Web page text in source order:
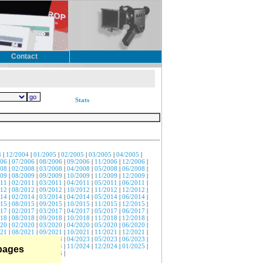
Contact
Stats
| 12/2004 | 01/2005 | 02/2005 | 03/2005 | 04/2005 |
| 07/2006 | 08/2006 | 09/2006 | 11/2006 | 12/2006 |
| 02/2008 | 03/2008 | 04/2008 | 05/2008 | 06/2008 |
| 08/2009 | 09/2009 | 10/2009 | 11/2009 | 12/2009 |
| 02/2011 | 03/2011 | 04/2011 | 05/2011 | 06/2011 |
| 08/2012 | 09/2012 | 10/2012 | 11/2012 | 12/2012 |
| 02/2014 | 03/2014 | 04/2014 | 05/2014 | 06/2014 |
| 08/2015 | 09/2015 | 10/2015 | 11/2015 | 12/2015 |
| 02/2017 | 03/2017 | 04/2017 | 05/2017 | 06/2017 |
| 08/2018 | 09/2018 | 10/2018 | 11/2018 | 12/2018 |
| 02/2020 | 03/2020 | 04/2020 | 05/2020 | 06/2020 |
| 08/2021 | 09/2021 | 10/2021 | 11/2021 | 12/2021 |
03/2023 | 04/2023 | 05/2023 | 06/2023 |
|09/2024 10/2024 | 11/2024 | 12/2024 | 01/2025 |
|05/2026 07/2026 |